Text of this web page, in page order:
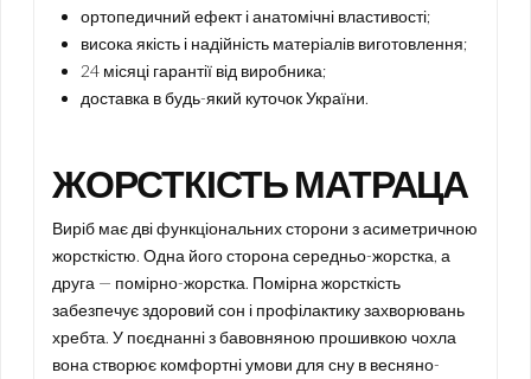
ортопедичний ефект і анатомічні властивості;
висока якість і надійність матеріалів виготовлення;
24 місяці гарантії від виробника;
доставка в будь-який куточок України.
ЖОРСТКІСТЬ МАТРАЦА
Виріб має дві функціональних сторони з асиметричною
жорсткістю. Одна його сторона середньо-жорстка, а
друга — помірно-жорстка. Помірна жорсткість
забезпечує здоровий сон і профілактику захворювань
хребта. У поєднанні з бавовняною прошивкою чохла
вона створює комфортні умови для сну в весняно-